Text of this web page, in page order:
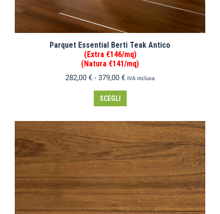
Parquet Essential Berti Teak Antico
(Extra €146/mq)
(Natura €141/mq)
282,00 € - 379,00 € IVA inclusa
SCEGLI